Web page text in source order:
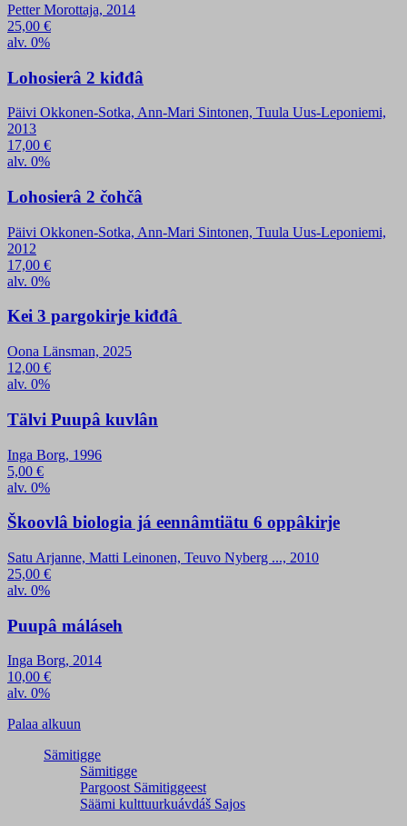
Petter Morottaja, 2014
25,00 €
alv. 0%
Lohosierâ 2 kiđđâ
Päivi Okkonen-Sotka, Ann-Mari Sintonen, Tuula Uus-Leponiemi,
2013
17,00 €
alv. 0%
Lohosierâ 2 čohčâ
Päivi Okkonen-Sotka, Ann-Mari Sintonen, Tuula Uus-Leponiemi,
2012
17,00 €
alv. 0%
Kei 3 pargokirje kiđđâ
Oona Länsman, 2025
12,00 €
alv. 0%
Tälvi Puupâ kuvlân
Inga Borg, 1996
5,00 €
alv. 0%
Škoovlâ biologia já eennâmtiätu 6 oppâkirje
Satu Arjanne, Matti Leinonen, Teuvo Nyberg ..., 2010
25,00 €
alv. 0%
Puupâ máláseh
Inga Borg, 2014
10,00 €
alv. 0%
Palaa alkuun
Sämitigge
Sämitigge
Pargoost Sämitiggeest
Säämi kulttuurkuávdáš Sajos